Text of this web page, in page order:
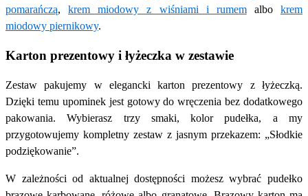
pomarańczą,krem miodowy z wiśniami i rumemalbo krem
miodowy piernikowy.
Karton prezentowy i łyżeczka w zestawie
Zestaw pakujemy w elegancki karton prezentowy z łyżeczką.
Dzięki temu upominek jest gotowy do wręczenia bez dodatkowego
pakowania. Wybierasz trzy smaki, kolor pudełka, a my
przygotowujemy kompletny zestaw z jasnym przekazem: „Słodkie
podziękowanie”.
W zależności od aktualnej dostępności możesz wybrać pudełko